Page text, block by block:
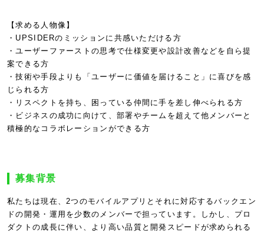
【求める人物像】
・UPSIDERのミッションに共感いただける方
・ユーザーファーストの思考で仕様変更や設計改善などを自ら提
案できる方
・技術や手段よりも「ユーザーに価値を届けること」に喜びを感
じられる方
・リスペクトを持ち、困っている仲間に手を差し伸べられる方
・ビジネスの成功に向けて、部署やチームを超えて他メンバーと
積極的なコラボレーションができる方
募集背景
私たちは現在、2つのモバイルアプリとそれに対応するバックエン
ドの開発・運用を少数のメンバーで担っています。しかし、プロ
ダクトの成長に伴い、より高い品質と開発スピードが求められる